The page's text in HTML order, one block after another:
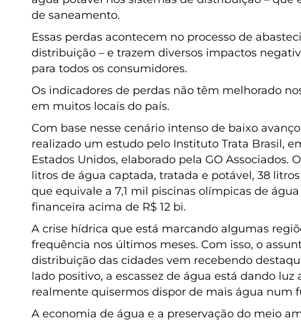
de saneamento.
Essas perdas acontecem no processo de
distribuição – e trazem diversos impactos
para todos os consumidores.
Os indicadores de perdas não têm melhorado
em muitos locais do país.
Com base nesse cenário intenso de baixo
realizado um estudo pelo Instituto Trata Brasil,
Estados Unidos, elaborado pela GO Associados.
litros de água captada, tratada e potável, 38
que equivale a 7,1 mil piscinas olímpicas de
financeira acima de R$ 12 bi.
A crise hídrica que está marcando algumas
frequência nos últimos meses. Com isso, o
distribuição das cidades vem recebendo
lado positivo, a escassez de água está dando
realmente quisermos dispor de mais água num
A economia de água e a preservação do meio